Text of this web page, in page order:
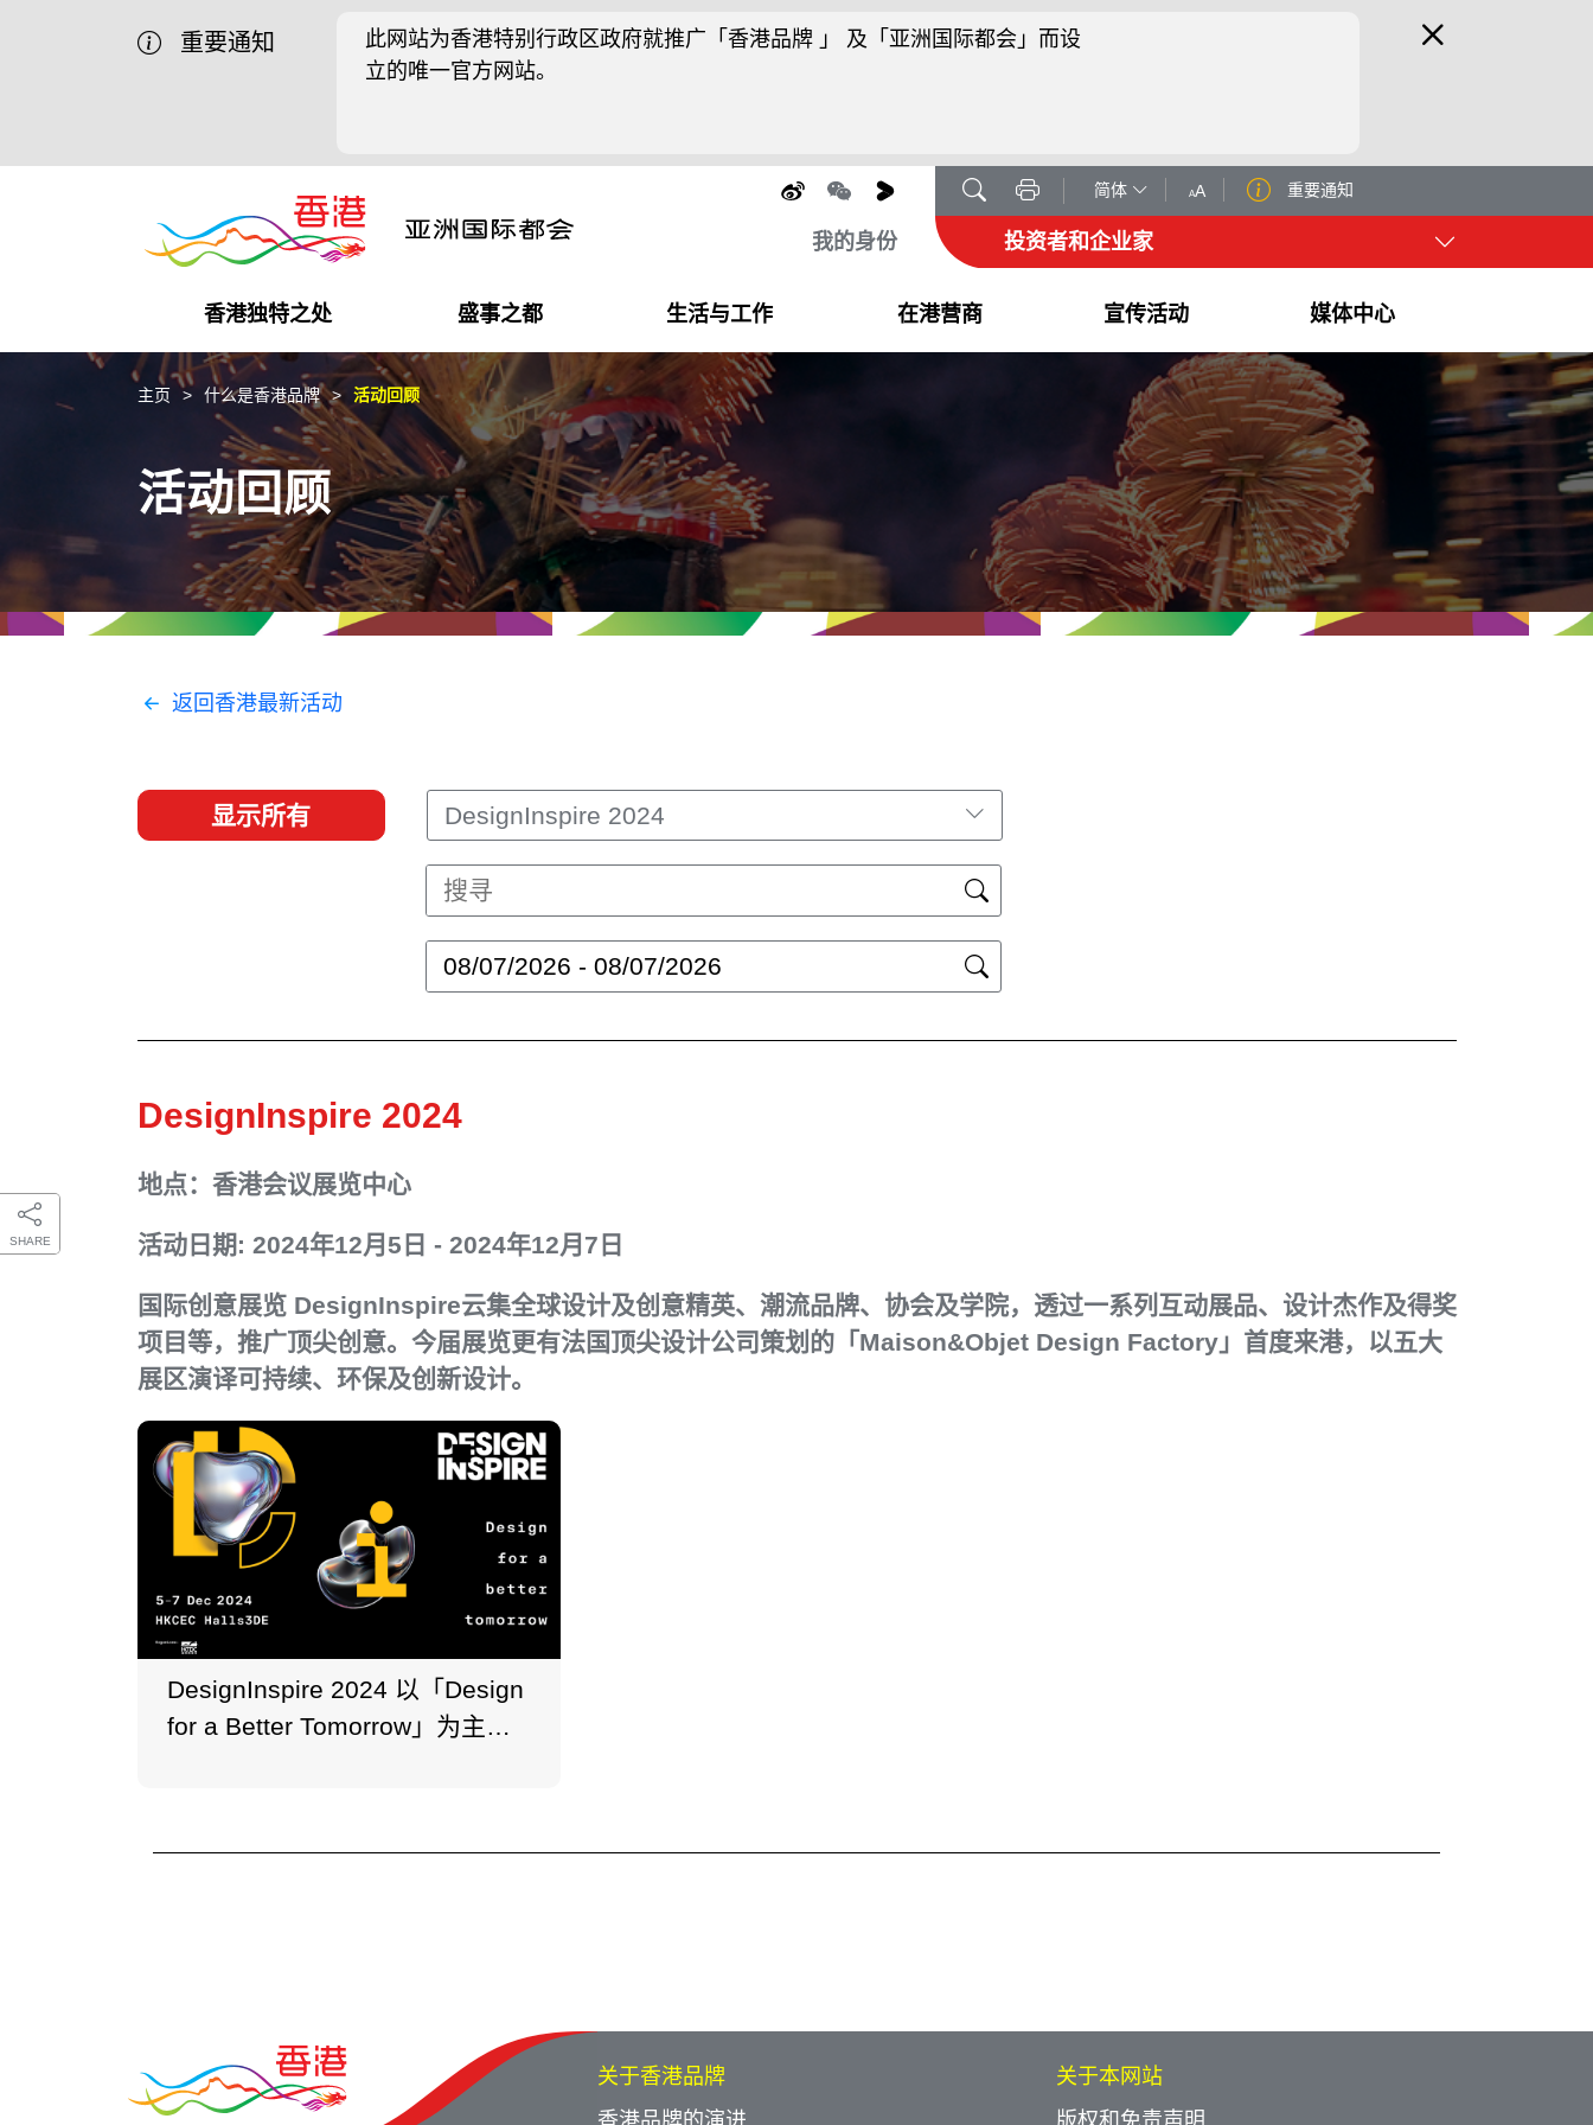
重要通知
此网站为香港特别行政区政府就推广「香港品牌 」 及「亚洲国际都会」而设
立的唯一官方网站。
简体 重要通知
我的身份 投资者和企业家
香港独特之处
商业机遇
独特优势
盛事之都
盛事之都
最新活动精选
生活与工作
在港工作
都会生活
在港营商
在港创业
初创企业
商业网络
经贸协议
宣传活动
推广香港@中国内地
推广香港@中东
推广香港@粤港澳大湾区
推广香港@东盟
媒体中心
最新资讯
媒体资讯
社交媒体
资源
SHARE
主页 什么是香港品牌 活动回顾
活动回顾
返回香港最新活动
显示所有 DesignInspire 2024
DesignInspire 2024
地点：香港会议展览中心
活动日期: 2024年12月5日 - 2024年12月7日
国际创意展览 DesignInspire云集全球设计及创意精英、潮流品牌、协会及学院，透过一系列互动展品、设计杰作及得奖
项目等，推广顶尖创意。今届展览更有法国顶尖设计公司策划的「Maison&Objet Design Factory」首度来港，以五大
展区演译可持续、环保及创新设计。
DesignInspire 2024 以「Design
for a Better Tomorrow」为主
关于香港品牌
关于本网站